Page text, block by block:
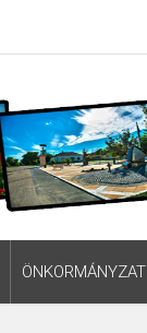
ÖNKORMÁNYZAT